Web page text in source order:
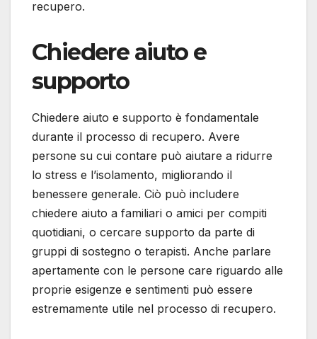
recupero.
Chiedere aiuto e
supporto
Chiedere aiuto e supporto è fondamentale
durante il processo di recupero. Avere
persone su cui contare può aiutare a ridurre
lo stress e l’isolamento, migliorando il
benessere generale. Ciò può includere
chiedere aiuto a familiari o amici per compiti
quotidiani, o cercare supporto da parte di
gruppi di sostegno o terapisti. Anche parlare
apertamente con le persone care riguardo alle
proprie esigenze e sentimenti può essere
estremamente utile nel processo di recupero.